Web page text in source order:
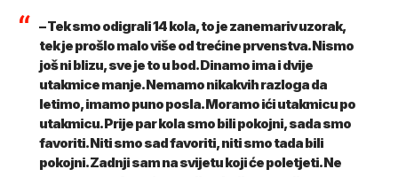
– Tek smo odigrali 14 kola, to je zanemariv uzorak,
tek je prošlo malo više od trećine prvenstva. Nismo
još ni blizu, sve je to u bod. Dinamo ima i dvije
utakmice manje. Nemamo nikakvih razloga da
letimo, imamo puno posla. Moramo ići utakmicu po
utakmicu. Prije par kola smo bili pokojni, sada smo
favoriti. Niti smo sad favoriti, niti smo tada bili
pokojni. Zadnji sam na svijetu koji će poletjeti. Ne